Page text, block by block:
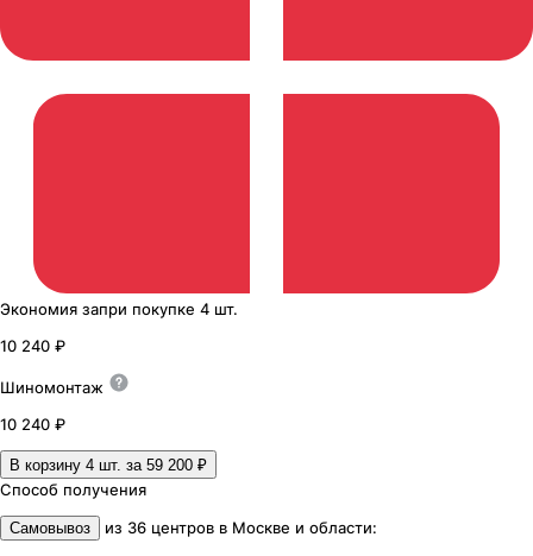
Экономия запри покупке 4 шт.
10 240 ₽
Шиномонтаж
10 240 ₽
В корзину 4 шт. за 59 200 ₽
Способ получения
Самовывоз из 36 центров в Москве и области: